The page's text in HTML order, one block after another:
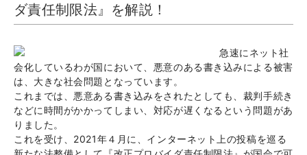
ダ責任制限法』を解説！
急速にネット社
会化しているわが国において、悪意のある書き込みによる被害
は、大きな社会問題となっています。
これまでは、悪意ある書き込みをされたとしても、裁判手続き
などに時間がかかってしまい、対応が遅くなるという問題があ
りました。
これを受け、2021年４月に、インターネット上の投稿を巡る